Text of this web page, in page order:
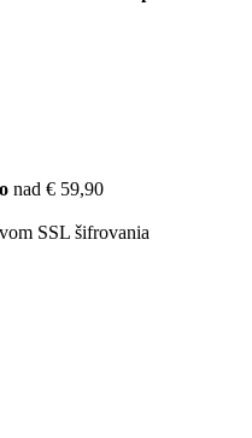
nad € 59,90
SSL šifrovania